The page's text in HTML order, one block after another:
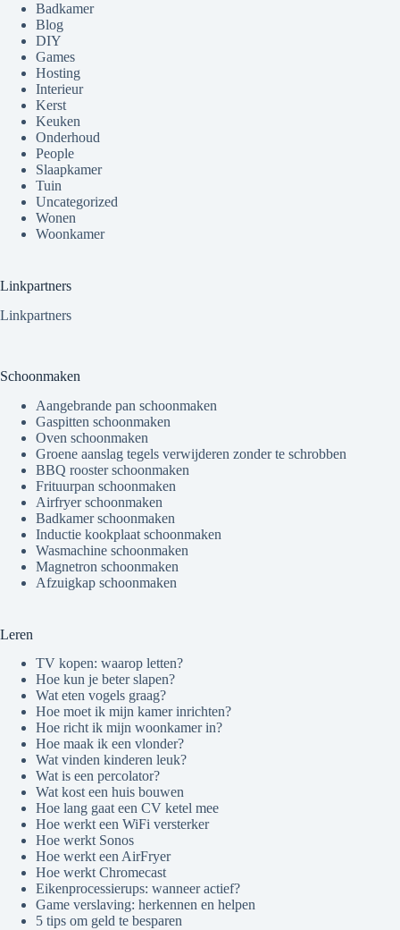
Badkamer
Blog
DIY
Games
Hosting
Interieur
Kerst
Keuken
Onderhoud
People
Slaapkamer
Tuin
Uncategorized
Wonen
Woonkamer
Linkpartners
Linkpartners
Schoonmaken
Aangebrande pan schoonmaken
Gaspitten schoonmaken
Oven schoonmaken
Groene aanslag tegels verwijderen zonder te schrobben
BBQ rooster schoonmaken
Frituurpan schoonmaken
Airfryer schoonmaken
Badkamer schoonmaken
Inductie kookplaat schoonmaken
Wasmachine schoonmaken
Magnetron schoonmaken
Afzuigkap schoonmaken
Leren
TV kopen: waarop letten?
Hoe kun je beter slapen?
Wat eten vogels graag?
Hoe moet ik mijn kamer inrichten?
Hoe richt ik mijn woonkamer in?
Hoe maak ik een vlonder?
Wat vinden kinderen leuk?
Wat is een percolator?
Wat kost een huis bouwen
Hoe lang gaat een CV ketel mee
Hoe werkt een WiFi versterker
Hoe werkt Sonos
Hoe werkt een AirFryer
Hoe werkt Chromecast
Eikenprocessierups: wanneer actief?
Game verslaving: herkennen en helpen
5 tips om geld te besparen